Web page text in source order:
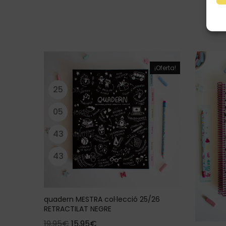
¡Oferta!
25 DÍAS
05 HORAS
43 MINUTOS
43 SEGUNDOS
quadern MESTRA col·lecció 25/26
RETRACTILAT NEGRE
19,95€15,95€